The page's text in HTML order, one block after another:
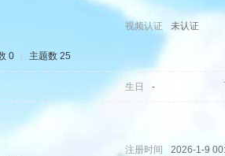
视频认证 未认证
0 主题数 25
生日 -
注册时间
2026-1-9